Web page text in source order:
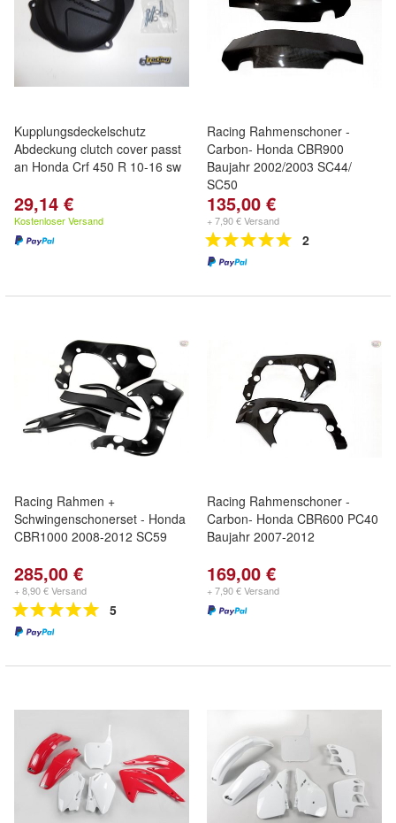
Kupplungsdeckelschutz
Abdeckung clutch cover passt
an Honda Crf 450 R 10-16 sw
29,14 €
Kostenloser Versand
Racing Rahmenschoner -
Carbon- Honda CBR900
Baujahr 2002/2003 SC44/
SC50
135,00 €
+ 7,90 € Versand
2
Racing Rahmen +
Schwingenschonerset - Honda
CBR1000 2008-2012 SC59
285,00 €
+ 8,90 € Versand
5
Racing Rahmenschoner -
Carbon- Honda CBR600 PC40
Baujahr 2007-2012
169,00 €
+ 7,90 € Versand